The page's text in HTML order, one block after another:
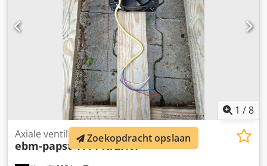
1 /8
Axiale ventilator
ebm-papst4114 N/2H6P
Zoekopdracht opslaan